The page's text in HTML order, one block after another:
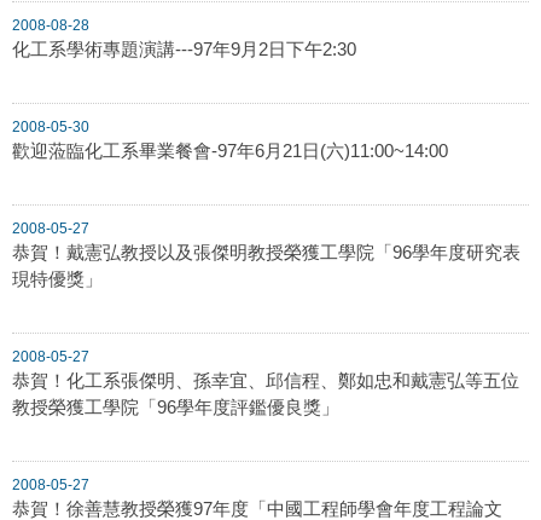
2008-08-28
化工系學術專題演講---97年9月2日下午2:30
2008-05-30
歡迎蒞臨化工系畢業餐會-97年6月21日(六)11:00~14:00
2008-05-27
恭賀！戴憲弘教授以及張傑明教授榮獲工學院「96學年度研究表
現特優獎」
2008-05-27
恭賀！化工系張傑明、孫幸宜、邱信程、鄭如忠和戴憲弘等五位
教授榮獲工學院「96學年度評鑑優良獎」
2008-05-27
恭賀！徐善慧教授榮獲97年度「中國工程師學會年度工程論文